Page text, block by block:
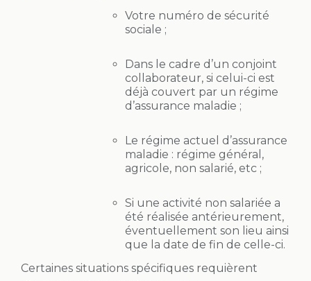
Votre numéro de sécurité
sociale ;
Dans le cadre d’un conjoint
collaborateur, si celui-ci est
déjà couvert par un régime
d’assurance maladie ;
Le régime actuel d’assurance
maladie : régime général,
agricole, non salarié, etc ;
Si une activité non salariée a
été réalisée antérieurement,
éventuellement son lieu ainsi
que la date de fin de celle-ci.
Certaines situations spécifiques requièrent